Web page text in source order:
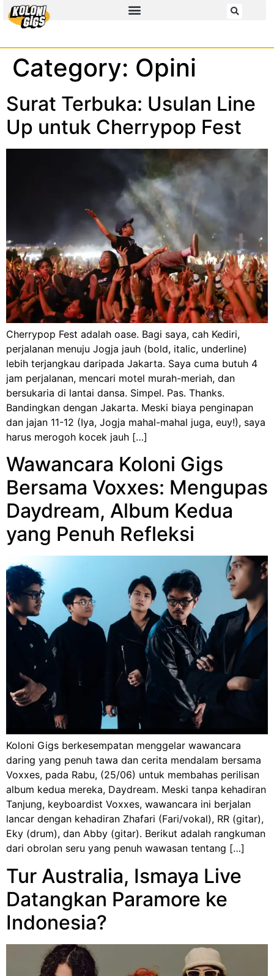
Category: Opini
Surat Terbuka: Usulan Line
Up untuk Cherrypop Fest
Cherrypop Fest adalah oase. Bagi saya, cah Kediri,
perjalanan menuju Jogja jauh (bold, italic, underline)
lebih terjangkau daripada Jakarta. Saya cuma butuh 4
jam perjalanan, mencari motel murah-meriah, dan
bersukaria di lantai dansa. Simpel. Pas. Thanks.
Bandingkan dengan Jakarta. Meski biaya penginapan
dan jajan 11-12 (Iya, Jogja mahal-mahal juga, euy!), saya
harus merogoh kocek jauh […]
Wawancara Koloni Gigs
Bersama Voxxes: Mengupas
Daydream, Album Kedua
yang Penuh Refleksi
Koloni Gigs berkesempatan menggelar wawancara
daring yang penuh tawa dan cerita mendalam bersama
Voxxes, pada Rabu, (25/06) untuk membahas perilisan
album kedua mereka, Daydream. Meski tanpa kehadiran
Tanjung, keyboardist Voxxes, wawancara ini berjalan
lancar dengan kehadiran Zhafari (Fari/vokal), RR (gitar),
Eky (drum), dan Abby (gitar). Berikut adalah rangkuman
dari obrolan seru yang penuh wawasan tentang […]
Tur Australia, Ismaya Live
Datangkan Paramore ke
Indonesia?